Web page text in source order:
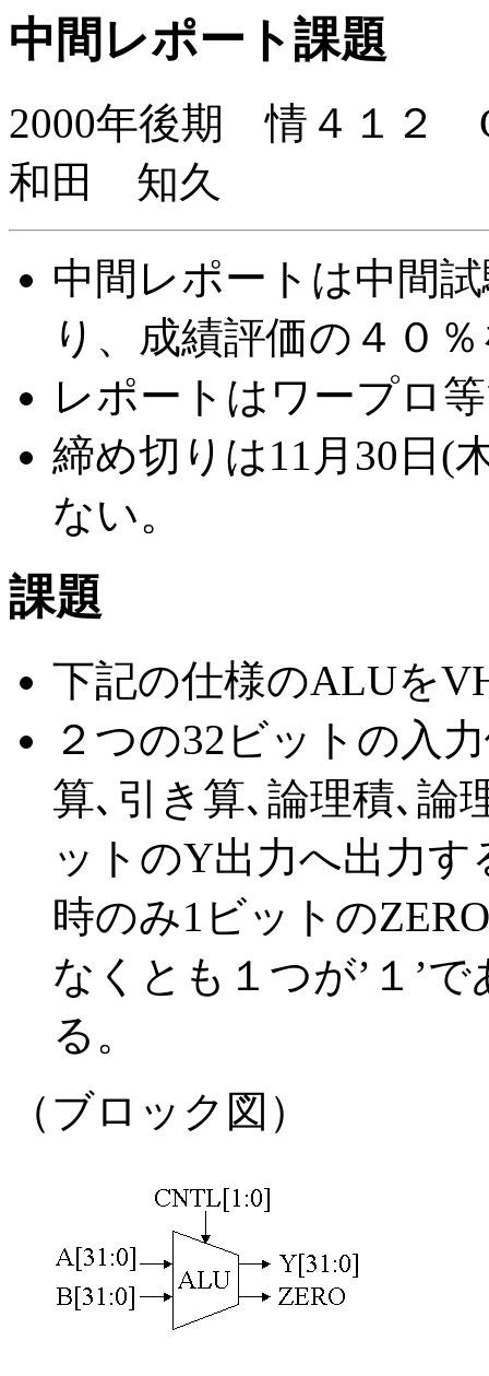
中間レポート課題
2000年後期 情４１
和田 知久
中間レポートは中間
り、成績評価の４０
レポートはワープロ
締め切りは11月30日(
ない。
課題
下記の仕様のALUを
２つの32ビットの入
算､引き算､論理積､論
ットのY出力へ出力す
時のみ1ビットの
なくとも１つが’１’
る。
（ブロック図）